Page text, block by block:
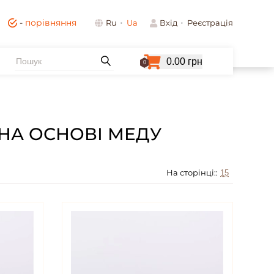
- порівняння Ru Ua Вхід Реєстрація
0 0.00 грн
ОСНОВІ МЕДУ
На сторінці::